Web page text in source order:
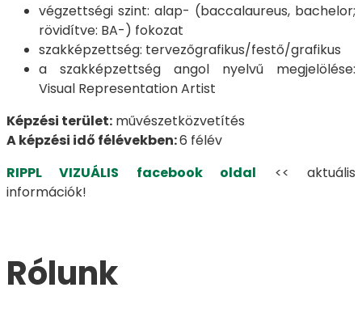
végzettségi szint: alap- (baccalaureus, bachelor;
rövidítve: BA-) fokozat
szakképzettség: tervezőgrafikus/festő/grafikus
a szakképzettség angol nyelvű megjelölése:
Visual Representation Artist
Képzési terület: művészetközvetítés
A képzési idő félévekben:6 félév
RIPPL VIZUÁLIS facebook oldal << aktuális
információk!
Rólunk